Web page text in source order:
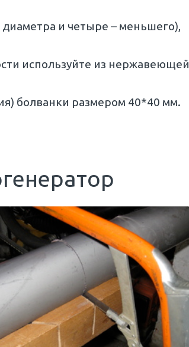
и четыре – меньшего),
используйте из нержавеющей
болванки размером 40*40 мм.